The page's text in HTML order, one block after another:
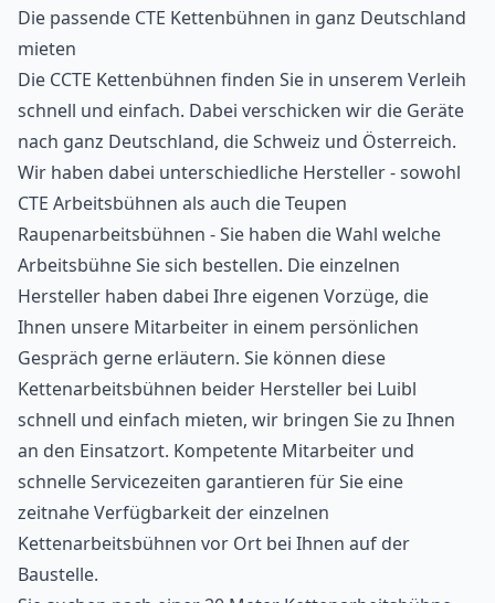
Die passende CTE Kettenbühnen in ganz Deutschland
mieten
Die CCTE Kettenbühnen finden Sie in unserem Verleih
schnell und einfach. Dabei verschicken wir die Geräte
nach ganz Deutschland, die Schweiz und Österreich.
Wir haben dabei unterschiedliche Hersteller - sowohl
CTE Arbeitsbühnen als auch die Teupen
Raupenarbeitsbühnen - Sie haben die Wahl welche
Arbeitsbühne Sie sich bestellen. Die einzelnen
Hersteller haben dabei Ihre eigenen Vorzüge, die
Ihnen unsere Mitarbeiter in einem persönlichen
Gespräch gerne erläutern. Sie können diese
Kettenarbeitsbühnen beider Hersteller bei Luibl
schnell und einfach mieten, wir bringen Sie zu Ihnen
an den Einsatzort. Kompetente Mitarbeiter und
schnelle Servicezeiten garantieren für Sie eine
zeitnahe Verfügbarkeit der einzelnen
Kettenarbeitsbühnen vor Ort bei Ihnen auf der
Baustelle.